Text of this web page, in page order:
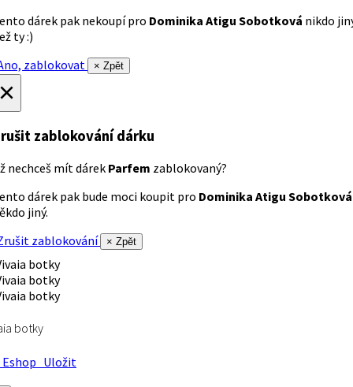
dárek pak nekoupí pro Dominika Atigu Sobotková nikdo
ty :)
zablokovat
× Zpět
zablokování dárku
nechceš mít dárek Parfem zablokovaný?
dárek pak bude moci koupit pro Dominika Atigu Sobotková
jiný.
zablokování
× Zpět
botky
Uložit